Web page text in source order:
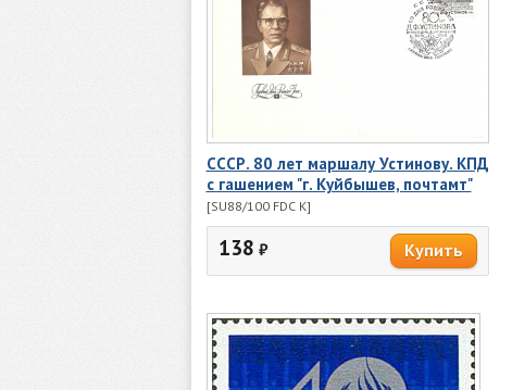
СССР. 80 лет маршалу Устинову. КПД
с гашением "г. Куйбышев, почтамт"
[SU88/100 FDC K]
138 ₽